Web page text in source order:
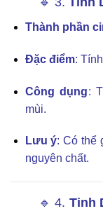
Thành phần
Đặc điểm:
Công dụng:
mùi.
Lưu ý: Có thể
nguyên chất.
🔹 4. Tinh